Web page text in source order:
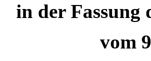
in der Fassung
vom